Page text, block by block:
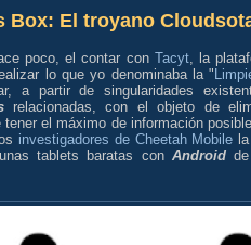
Box: El troyano
poco, el contar con Tacyt, la
lo que yo denominaba la "
a partir de singularidades
relacionadas, con el objeto de
el máximo de información
investigadores de Cheetah Mobile
tablets baratas con Androidde